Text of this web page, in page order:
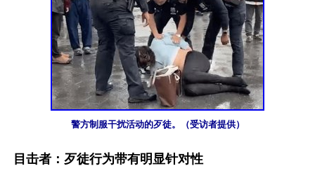
警方制服干扰活动的歹徒。（受访者提供）
目击者：歹徒行为带有明显针对性